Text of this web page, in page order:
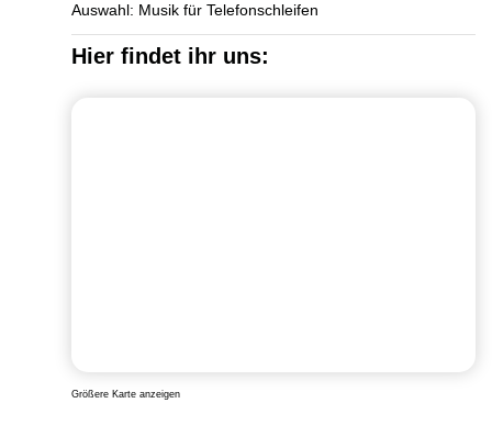
Auswahl: Musik für Telefonschleifen
Hier findet ihr uns:
Größere Karte anzeigen